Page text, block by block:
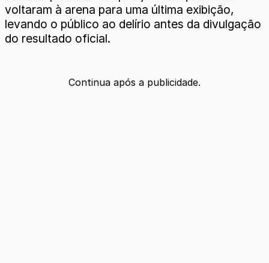
voltaram à arena para uma última exibição,
levando o público ao delírio antes da divulgação
do resultado oficial.
Continua após a publicidade.